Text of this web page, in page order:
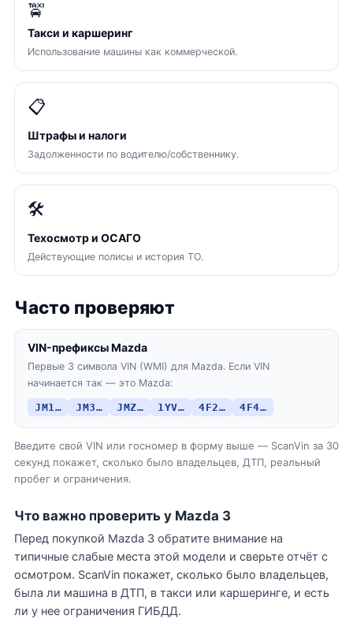
🚖
Такси и каршеринг
Использование машины как коммерческой.
📋
Штрафы и налоги
Задолженности по водителю/собственнику.
🛠
Техосмотр и ОСАГО
Действующие полисы и история ТО.
Часто проверяют
VIN-префиксы Mazda
Первые 3 символа VIN (WMI) для Mazda. Если VIN
начинается так — это Mazda:
JM1… JM3… JMZ… 1YV… 4F2… 4F4…
Введите свой VIN или госномер в форму выше — ScanVin за 30
секунд покажет, сколько было владельцев, ДТП, реальный
пробег и ограничения.
Что важно проверить у Mazda 3
Перед покупкой Mazda 3 обратите внимание на
типичные слабые места этой модели и сверьте отчёт с
осмотром. ScanVin покажет, сколько было владельцев,
была ли машина в ДТП, в такси или каршеринге, и есть
ли у нее ограничения ГИБДД.